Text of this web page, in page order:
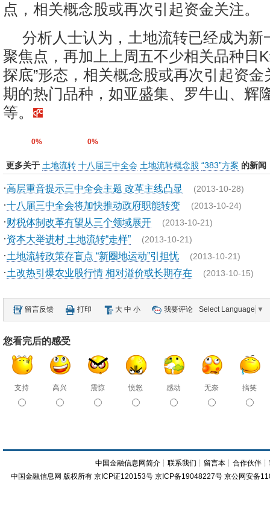
点，相关概念股或再次引起资金关注。
分析人士认为，土地流转已经成为新
聚焦点，再加上上周五不少相关品种日
探底”形态，相关概念股或再次引起资
期的热门品种，如亚盛集、罗牛山、辉
等。
0% 0%
更多关于 土地流转 十八届三中全会 土地流转概念股 “383”方案 的新闻
·高层重音提示三中全会主题 改革主线凸显 (2013-10-28)
·十八届三中全会将加快推动政府职能转变 (2013-10-24)
·财税体制改革有望从三个领域展开 (2013-10-21)
·资本大举进村 土地流转“走样” (2013-10-21)
·土地流转政策存盲点 “新圈地运动”引担忧 (2013-10-21)
·土改热引爆农业股行情 相对溢价或长期存在 (2013-10-15)
留言反馈 打印 大 中 小 我要评论 Select Language ▼
您看完后的感受
支持 高兴 震惊 愤怒 感动 无奈 搞笑
中国金融信息网简介 ┊联系我们 ┊ 留言本 ┊合作伙伴 ┊
中国金融信息网 版权所有 京ICP证120153号 京ICP备19048227号 京公网安备